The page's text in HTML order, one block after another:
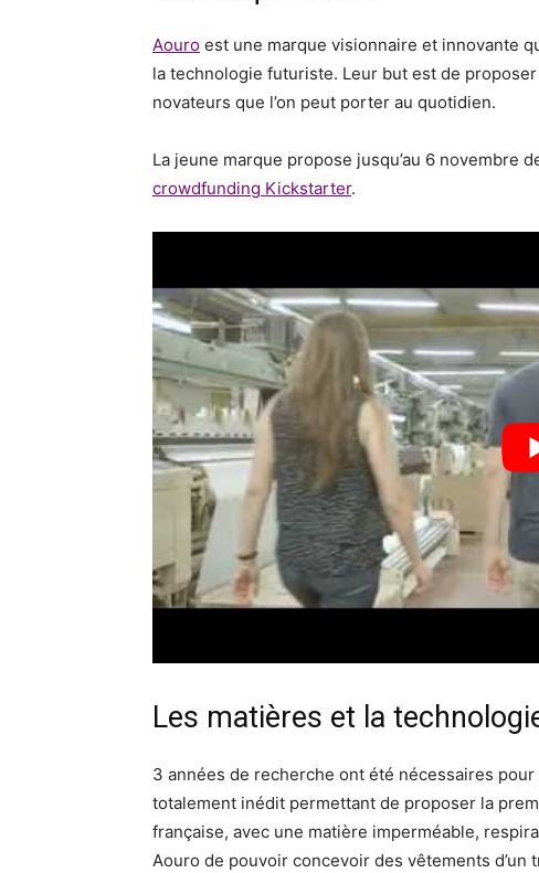
Aouro est une marque visionnaire et innovante
la technologie futuriste. Leur but est de
novateurs que l’on peut porter au quotidien.
La jeune marque propose jusqu’au 6 novembre
crowdfunding Kickstarter.
Les matières et la
3 années de recherche ont été nécessaires
totalement inédit permettant de proposer la
française, avec une matière imperméable,
Aouro de pouvoir concevoir des vêtements d’un